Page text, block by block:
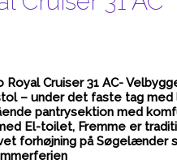
Cruiser 31 AC-
– under det faste tag
pantrysektion med
El-toilet, Fremme er
forhøjning på